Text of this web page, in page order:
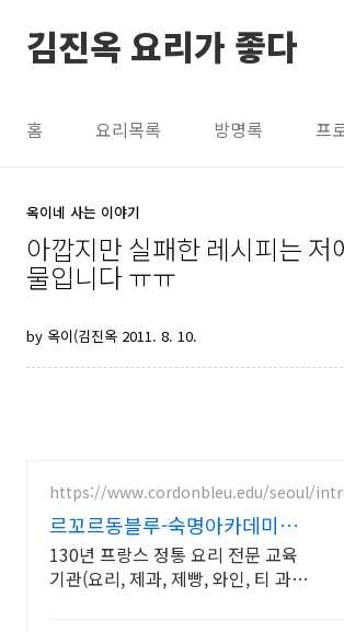
김진옥 요리가 좋다
홈 요리목록 방명록 프
옥이네 사는 이야기
아깝지만 실패한 레시피는 저
물입니다 ㅠㅠ
by 옥이(김진옥 2011. 8. 10.
https://www.cordonbleu.edu/seoul/
르꼬르동블루-숙명아카데미
2026년 4학기 신입생모집
130년 프랑스 정통 요리 전문 교육
기관(요리, 제과, 제빵, 와인, 티 과